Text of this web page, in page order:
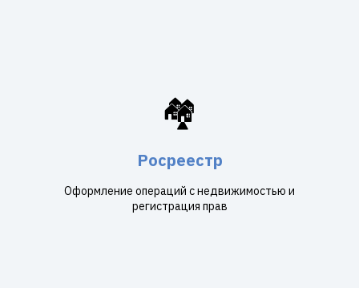
🏘️
Росреестр
Оформление операций с недвижимостью и
регистрация прав